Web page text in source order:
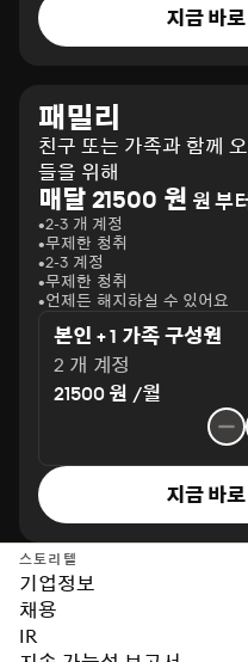
지금 바
패밀리
친구 또는 가족과 함께
들을 위해
매달 21500 원 원 부터
2-3 개 계정
무제한 청취
2-3 계정
무제한 청취
언제든 해지하실 수 있어요
본인 + 1 가족 구성원
2 개 계정
21500 원 /월
지금 바
스토리텔
기업정보
채용
IR